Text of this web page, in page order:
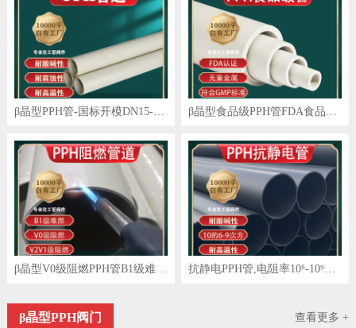
β晶型PPH管-国标开模DN15-DN1200
β晶型V0级阻燃PPH管B1级难燃V0V2级阻燃 抗静电PPH管,电阻率10⁶-10⁹Ω,导静电防静电且阻燃
查看更多 +
β晶型PPH阀门